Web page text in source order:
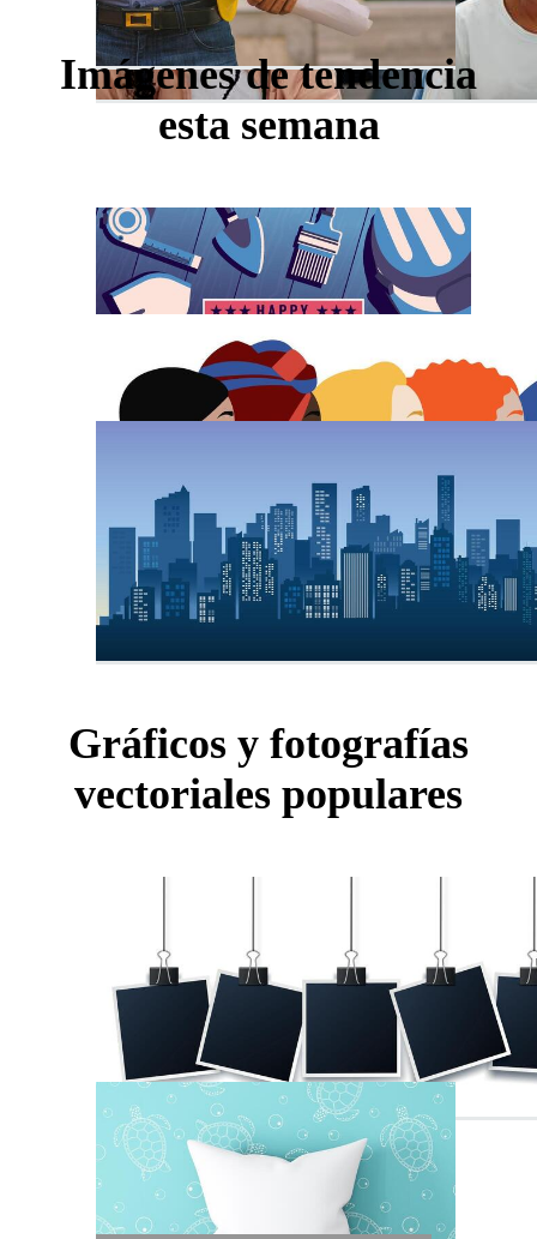
Imágenes de tendencia
esta semana
Gráficos y fotografías
vectoriales populares